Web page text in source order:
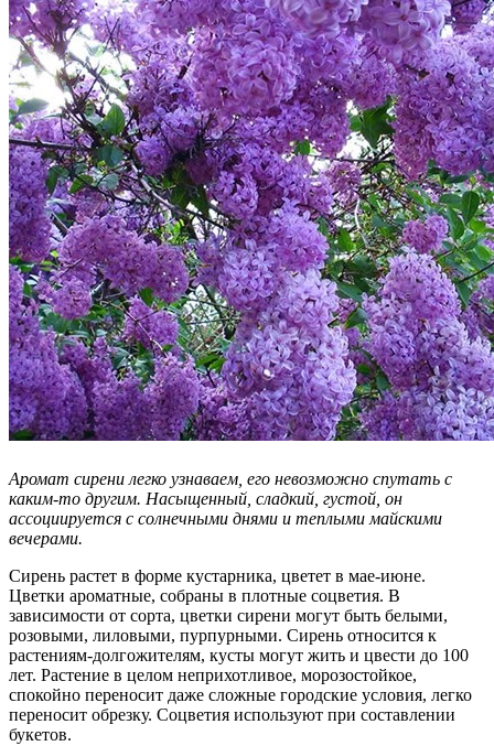
Аромат сирени легко узнаваем, его невозможно спутать с
каким-то другим. Насыщенный, сладкий, густой, он
ассоциируется с солнечными днями и теплыми майскими
вечерами.
Сирень растет в форме кустарника, цветет в мае-июне.
Цветки ароматные, собраны в плотные соцветия. В
зависимости от сорта, цветки сирени могут быть белыми,
розовыми, лиловыми, пурпурными. Сирень относится к
растениям-долгожителям, кусты могут жить и цвести до 100
лет. Растение в целом неприхотливое, морозостойкое,
спокойно переносит даже сложные городские условия, легко
переносит обрезку. Соцветия используют при составлении
букетов.